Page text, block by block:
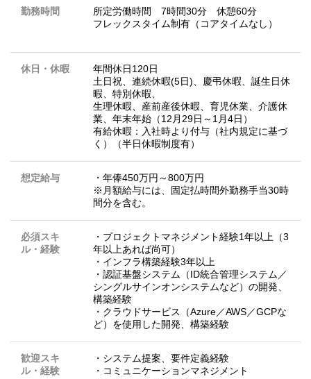
勤務時間
所定労働時間 7時間30分 休憩60分
フレックスタイム制有（コアタイムなし）
休日・休暇
年間休日120日
土日祝、連続休暇(5日)、慶弔休暇、誕生日休
暇、特別休暇、
生理休暇、産前産後休暇、育児休業、介護休
業、年末年始（12月29日～1月4日）
有給休暇：入社時より付与（社内規定に基づ
く）（半日休暇制度有）
想定給与
・年俸450万円～800万円
※月額給与には、固定払時間外勤務手当30時
間分を含む。
必須スキ
ル・経験
・プロジェクトマネジメント経験1年以上（3
年以上あれば尚可）
・インフラ構築経験3年以上
・認証基盤システム（ID統合管理システム／
シングルサインオンシステムなど）の開発、
構築経験
・クラウドサービス（Azure／AWS／GCPな
ど）を使用した開発、構築経験
歓迎スキ
ル・経験
・システム提案、要件定義経験
・コミュニケーションマネジメント